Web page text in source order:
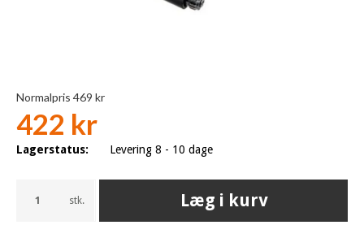
Normalpris 469 kr
422 kr
Lagerstatus: Levering 8 - 10 dage
stk. Læg i kurv